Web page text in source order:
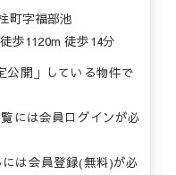
町字福部池
歩1120m 徒歩14分
公開」している物件で
には会員ログインが必
は会員登録(無料)が必